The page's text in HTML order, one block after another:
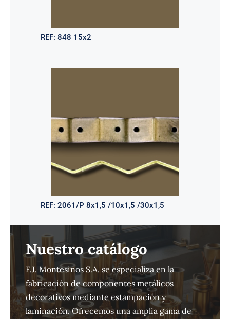
REF: 848 15x2
REF: 2061/P 8x1,5 /10x1,5 /30x1,5
Nuestro catálogo
F.J. Montesinos S.A. se especializa en la
fabricación de componentes metálicos
decorativos mediante estampación y
laminación. Ofrecemos una amplia gama de